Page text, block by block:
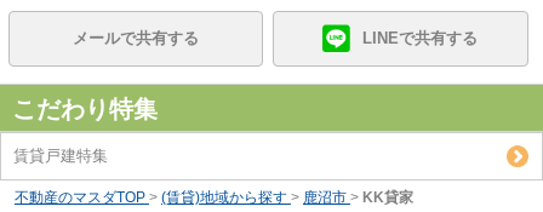
メールで共有する LINEで共有する
こだわり特集
賃貸戸建特集
不動産のマスダTOP > (賃貸)地域から探す > 鹿沼市 > KK貸家